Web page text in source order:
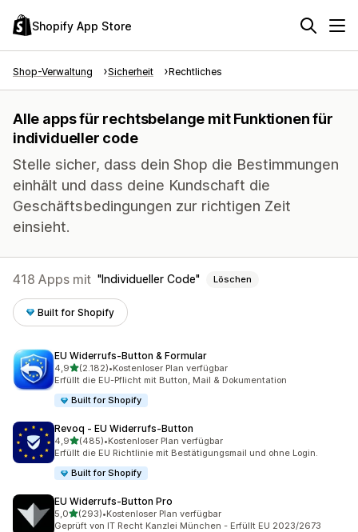
Shopify App Store
Shop-Verwaltung Sicherheit Rechtliches
Alle apps für rechtsbelange mit Funktionen für
individueller code
Stelle sicher, dass dein Shop die Bestimmungen
einhält und dass deine Kundschaft die
Geschäftsbedingungen zur richtigen Zeit
einsieht.
418 Apps mit Individueller Code Löschen
Built for Shopify
EU Widerrufs‑Button & Formular
4,9von 5 Sternen
(2.182)
2182 Rezensionen insgesamt
•Kostenloser Plan verfügbar
Erfüllt die EU-Pflicht mit Button, Mail & Dokumentation
Built for Shopify
Revoq ‑ EU Widerrufs‑Button
4,9von 5 Sternen
(485)
485 Rezensionen insgesamt
•Kostenloser Plan verfügbar
Erfüllt die EU Richtlinie mit Bestätigungsmail und ohne Login.
Built for Shopify
EU Widerrufs‑Button Pro
5,0von 5 Sternen
(293)
293 Rezensionen insgesamt
•Kostenloser Plan verfügbar
Geprüft von IT Recht Kanzlei München - Erfüllt EU 2023/2673